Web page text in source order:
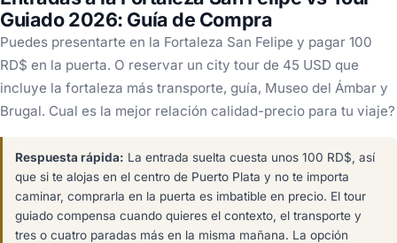
Guiado 2026: Guía de Compra
Puedes presentarte en la Fortaleza San Felipe y pagar 100
RD$ en la puerta. O reservar un city tour de 45 USD que
incluye la fortaleza más transporte, guía, Museo del Ámbar y
Brugal. Cual es la mejor relación calidad-precio para tu viaje?
Respuesta rápida: La entrada suelta cuesta unos 100 RD$, así
que si te alojas en el centro de Puerto Plata y no te importa
caminar, comprarla en la puerta es imbatible en precio. El tour
guiado compensa cuando quieres el contexto, el transporte y
tres o cuatro paradas más en la misma mañana. La opción